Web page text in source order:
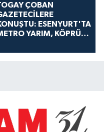
ÇOBAN
ESENYURT'TA
YARIM, KÖPRÜ